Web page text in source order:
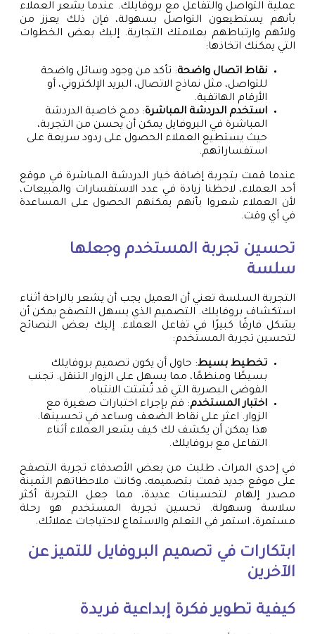
عملية التواصل والتفاعل مع بروفايلك. عندما يشعر العملاء
بأنهم يستطيعون التواصل بسهولة، فإن ذلك يعزز من
ولائهم وارتباطهم بعلامتك التجارية. إليك بعض الخطوات
التي يمكنك اتخاذها:
نقاط اتصال واضحة: تأكد من وجود وسائل واضحة
للتواصل، مثل نماذج الاتصال، البريد الإلكتروني، أو
الأرقام الهاتفية.
استخدم الدردشة المباشرة: دمج خاصية الدردشة
المباشرة في البروفايل يمكن أن يحسن من التجربة،
حيث يستطيع العملاء الحصول على ردود سريعة على
استفساراتهم.
عندما قمت بتجربة إضافة خيار الدردشة المباشرة في موقع
أحد العملاء، لاحظنا زيادة في عدد الاستفسارات والمبيعات،
لأن العملاء شعروا بأنهم يمكنهم الحصول على المساعدة
في أي وقت.
تحسين تجربة المستخدم وجعلها
سلسة
التجربة السلسة تعني أن العميل يجب أن يشعر بالراحة أثناء
استكشاف بروفايلك. التصميم الذي يسهل التصفح يمكن أن
يشكل فارقًا كبيرًا في تفاعل العملاء. إليك بعض النصائح
لتحسين تجربة المستخدم:
تخطيط بسيط: حاول أن يكون تصميم بروفايلك
بسيطًا ومنظمًا، مما يسهل على الزوار التنقل. تجنب
الفوضى البصرية التي قد تُشتت الانتباه.
اختبار المستخدم: قم بإجراء اختبارات صغيرة مع
الزوار. اعثر على نقاط الضعف وساعد في تحسينها.
هذا يمكن أن يكشف لك كيف يشعر العملاء أثناء
التفاعل مع بروفايلك.
في إحدى المرات، طلبت من بعض الأصدقاء تجربة التصفح
على موقع جديد قمت بتصميمه، وكانت ملاحظاتهم الثمينة
مصدر إلهام لتحسينات عديدة، مما جعل التجربة أكثر
سلاسة وسهولة. تحسين تجربة المستخدم هو رحلة
مستمرة، استمر في التعلم والاستماع لاحتياجات عملائك.
ابتكارات في تصميم البروفايل للتميز عن
الآخرين
كيفية تطوير فكرة إبداعية فريدة